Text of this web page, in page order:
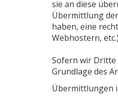
sie an diese
Übermittlung
haben, eine
Webhostern,
Sofern wir Dritte
Grundlage des
Übermittlungen